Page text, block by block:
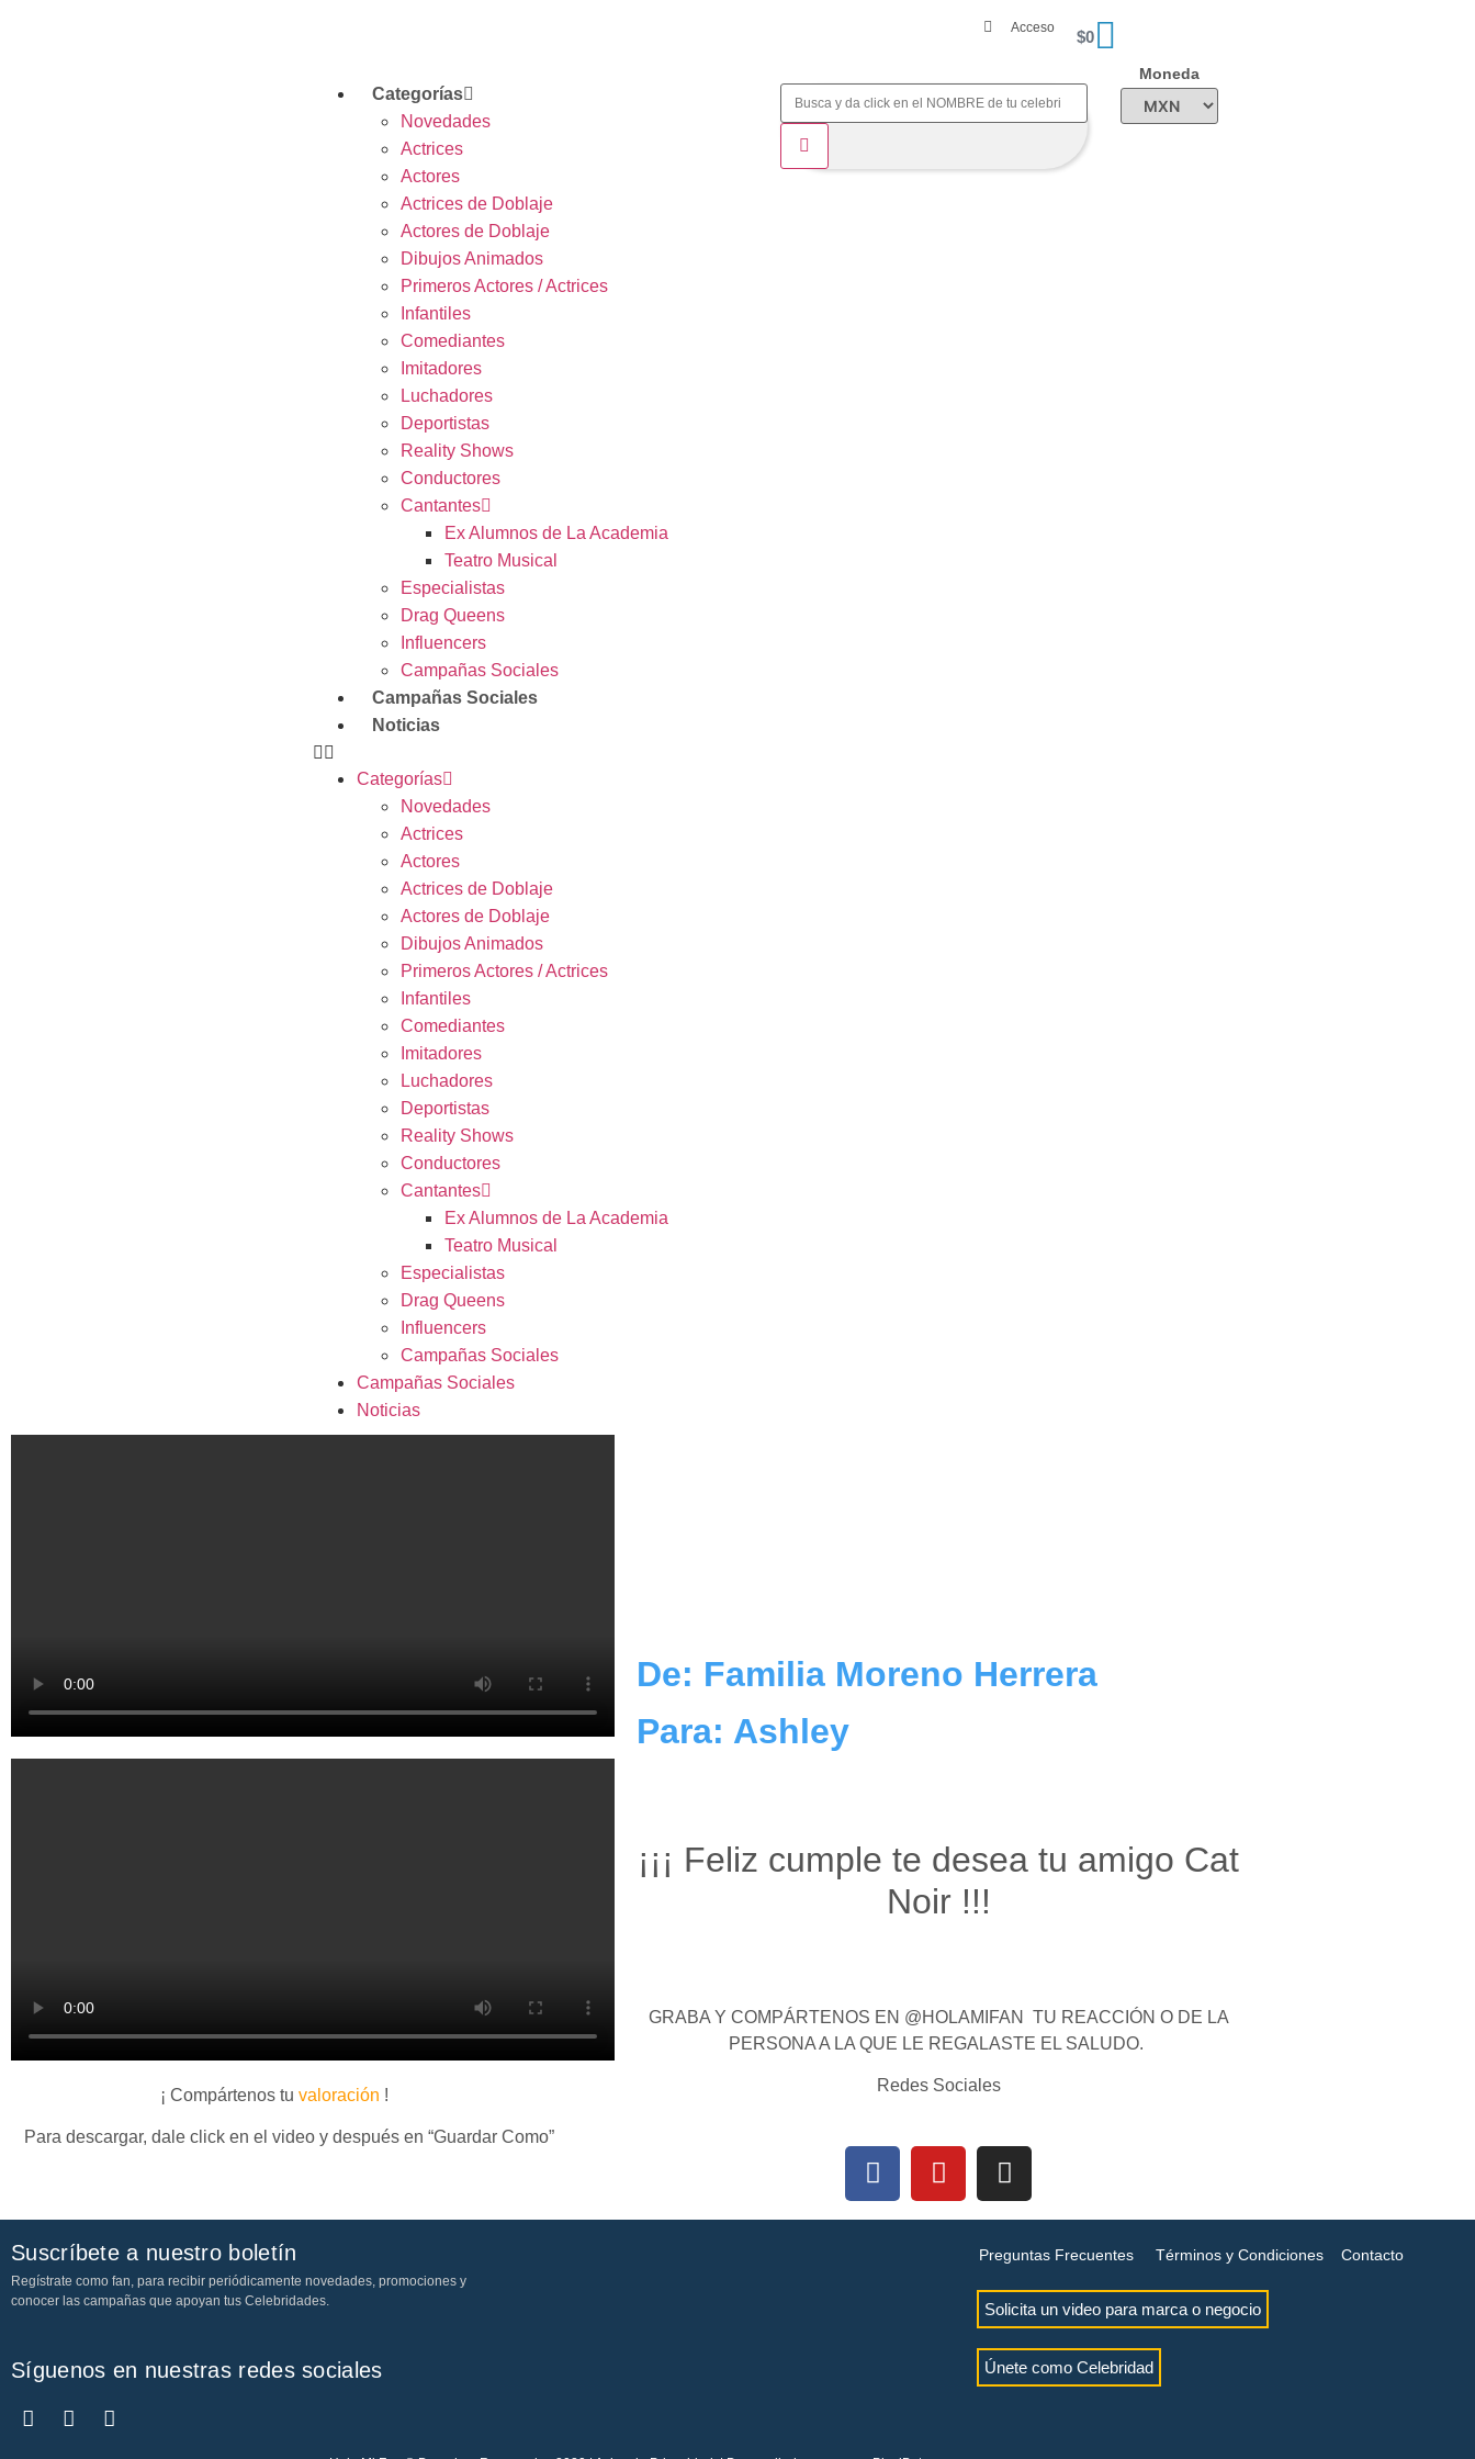
Acceso $0
Categorías
Novedades
Actrices
Actores
Actrices de Doblaje
Actores de Doblaje
Dibujos Animados
Primeros Actores / Actrices
Infantiles
Comediantes
Imitadores
Luchadores
Deportistas
Reality Shows
Conductores
Cantantes
Ex Alumnos de La Academia
Teatro Musical
Especialistas
Drag Queens
Influencers
Campañas Sociales
Campañas Sociales
Noticias
Categorías
Novedades
Actrices
Actores
Actrices de Doblaje
Actores de Doblaje
Dibujos Animados
Primeros Actores / Actrices
Infantiles
Comediantes
Imitadores
Luchadores
Deportistas
Reality Shows
Conductores
Cantantes
Ex Alumnos de La Academia
Teatro Musical
Especialistas
Drag Queens
Influencers
Campañas Sociales
Campañas Sociales
Noticias
Moneda
¡ Compártenos tu valoración !
Para descargar, dale click en el video y después en “Guardar Como”
De: Familia Moreno Herrera
Para: Ashley
¡¡¡ Feliz cumple te desea tu amigo Cat
Noir !!!
GRABA Y COMPÁRTENOS EN @HOLAMIFAN TU REACCIÓN O DE LA
PERSONA A LA QUE LE REGALASTE EL SALUDO.
Redes Sociales
Suscríbete a nuestro boletín
Regístrate como fan, para recibir periódicamente novedades, promociones y
conocer las campañas que apoyan tus Celebridades.
Síguenos en nuestras redes sociales
Preguntas Frecuentes Términos y Condiciones Contacto
Solicita un video para marca o negocio
Únete como Celebridad